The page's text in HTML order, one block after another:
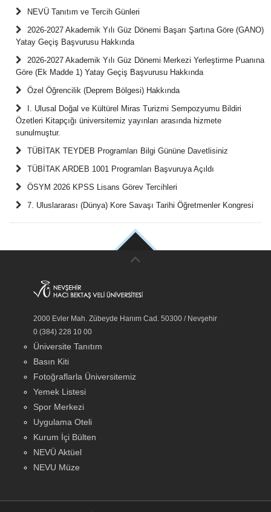
NEVÜ Tanıtım ve Tercih Günleri
2026-2027 Akademik Yılı Güz Dönemi Başarı Şartına Göre (GANO)
Yatay Geçiş Başvurusu Hakkında
2026-2027 Akademik Yılı Güz Dönemi Merkezi Yerleştirme Puanına
Göre (Ek Madde 1) Yatay Geçiş Başvurusu Hakkında
Özel Öğrencilik (Deprem Bölgesi) Hakkında
I. Ulusal Doğal ve Kültürel Miras Turizmi Sempozyumu Bildiri
Özetleri Kitapçığı üniversitemiz yayınları arasında hizmete
sunulmuştur.
TÜBİTAK TEYDEB Programları Bilgi Gününe Davetlisiniz
TÜBİTAK ARDEB 1001 Programları Başvuruya Açıldı
ÖSYM 2026 KPSS Lisans Görev Tercihleri
7. Uluslararası (Dünya) Kore Savaşı Tarihi Öğretmenler Kongresi
2000 Evler Mah. Zübeyde Hanım Cad. 50300 / Nevşehir
0 (384) 228 10 00
Üniversite Tanıtım
Basın Kiti
Fotoğraflarla Üniversitemiz
Yemek Listesi
Spor Merkezi
Uygulama Oteli
Kurum İçi Bülten
NEVÜ Aktüel
NEVU Müze